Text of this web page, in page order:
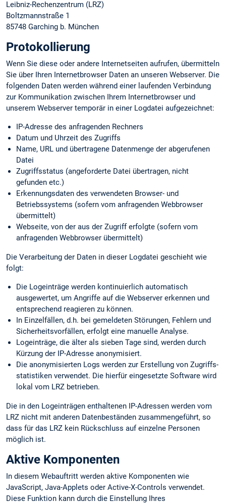
Leibniz-Rechenzentrum (LRZ)
Boltzmannstraße 1
85748 Garching b. München
Protokollierung
Wenn Sie diese oder andere Internetseiten aufrufen, übermitteln
Sie über Ihren Internetbrowser Daten an unseren Webserver. Die
folgenden Daten werden während einer laufenden Verbindung
zur Kommunikation zwischen Ihrem Internetbrowser und
unserem Webserver temporär in einer Logdatei aufgezeichnet:
IP-Adresse des anfragenden Rechners
Datum und Uhrzeit des Zugriffs
Name, URL und übertragene Datenmenge der abgerufenen
Datei
Zugriffsstatus (angeforderte Datei übertragen, nicht
gefunden etc.)
Erkennungs­daten des verwendeten Browser- und
Betriebssystems (sofern vom anfragenden Webbrowser
übermittelt)
Webseite, von der aus der Zugriff erfolgte (sofern vom
anfragenden Webbrowser übermittelt)
Die Verarbeitung der Daten in dieser Logdatei geschieht wie
folgt:
Die Logeinträge werden kontinuierlich automatisch
ausgewertet, um Angriffe auf die Webserver erkennen und
entsprechend reagieren zu können.
In Einzelfällen, d.h. bei gemeldeten Störungen, Fehlern und
Sicherheits­vorfällen, erfolgt eine manuelle Analyse.
Logeinträge, die älter als sieben Tage sind, werden durch
Kürzung der IP-Adresse anonymisiert.
Die anonymisierten Logs werden zur Erstellung von Zugriffs­
statistiken verwendet. Die hierfür eingesetzte Software wird
lokal vom LRZ betrieben.
Die in den Logeinträgen enthaltenen IP-Adressen werden vom
LRZ nicht mit anderen Datenbeständen zusammengeführt, so
dass für das LRZ kein Rückschluss auf einzelne Personen
möglich ist.
Aktive Komponenten
In diesem Webauftritt werden aktive Komponenten wie
JavaScript, Java-Applets oder Active-X-Controls verwendet.
Diese Funktion kann durch die Einstellung Ihres